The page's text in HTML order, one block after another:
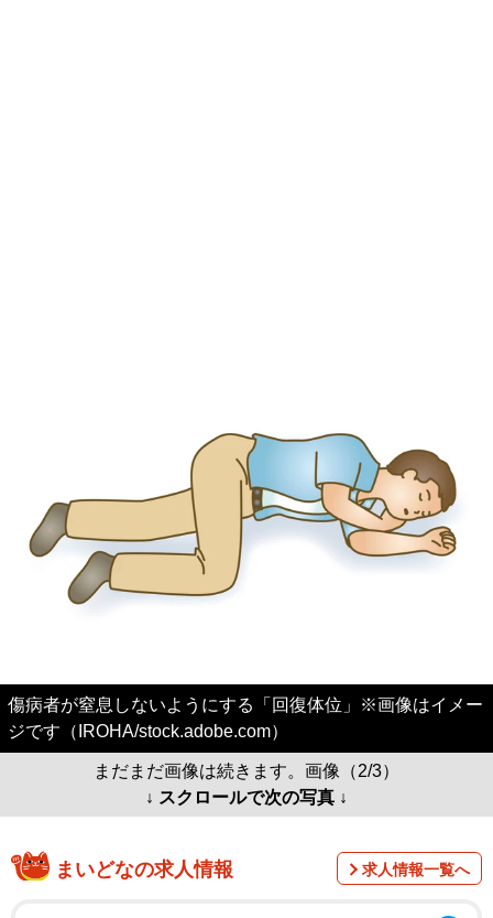
傷病者が窒息しないようにする「回復体位」※画像はイメー
ジです（IROHA/stock.adobe.com）
まだまだ画像は続きます。画像（2/3）
↓ スクロールで次の写真 ↓
まいどなの求人情報 求人情報一覧へ